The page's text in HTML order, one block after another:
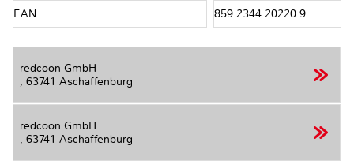
EAN 859 2344 20220 9
redcoon GmbH
, 63741 Aschaffenburg
redcoon GmbH
, 63741 Aschaffenburg